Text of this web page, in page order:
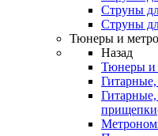
Струны
Струны
Тюнеры и
Назад
Тюнеры и